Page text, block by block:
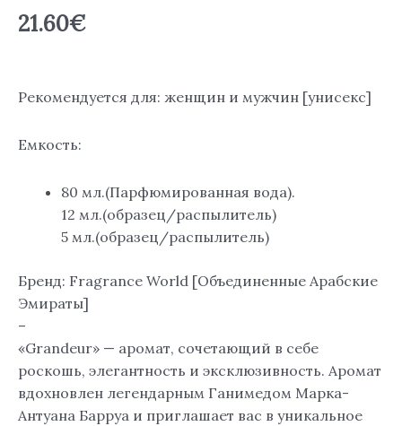
21.60€
Рекомендуется для: женщин и мужчин [унисекс]
Емкость:
80 мл.(Парфюмированная вода).
12 мл.(образец/распылитель)
5 мл.(образец/распылитель)
Бренд: Fragrance World [Объединенные Арабские
Эмираты]
–
«Grandeur» — аромат, сочетающий в себе
роскошь, элегантность и эксклюзивность. Аромат
вдохновлен легендарным Ганимедом Марка-
Антуана Барруа и приглашает вас в уникальное